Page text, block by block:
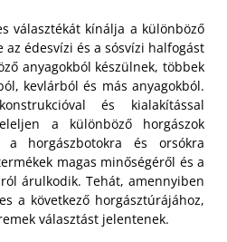
választékát kínálja a különböző
az édesvízi és a sósvízi halfogást
anyagokból készülnek, többek
kevlárból és más anyagokból.
és kialakítással
a különböző horgászok
a horgászbotokra és orsókra
magas minőségéről és a
árulkodik. Tehát, amennyiben
a következő horgásztúrájához,
választást jelentenek.